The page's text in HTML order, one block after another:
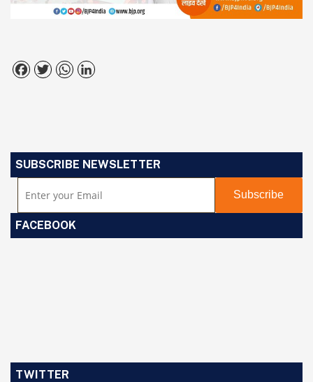
Facebook
TwitterWhatsApp
SUBSCRIBE NEWSLETTER
FACEBOOK
TWITTER